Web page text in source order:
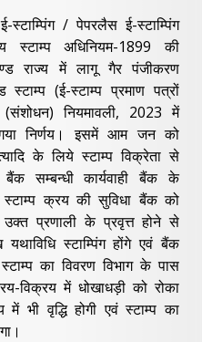
/ पेपरलैस ई-स्टाम्पिंग
स्टाम्प अधिनियम-1899 की
राज्य में लागू गैर पंजीकरण
(ई-स्टाम्प प्रमाण पत्रों
नियमावली, 2023 में
निर्णय। इसमें आम जन को
के लिये स्टाम्प विक्रेता से
सम्बन्धी कार्यवाही बैंक के
स्टाम्प क्रय की सुविधा बैंक को
प्रणाली के प्रवृत्त होने से
स्टाम्पिंग होंगे एवं बैंक
का विवरण विभाग के पास
विक्रय में धोखाधड़ी को रोका
भी वृद्धि होगी एवं स्टाम्प का